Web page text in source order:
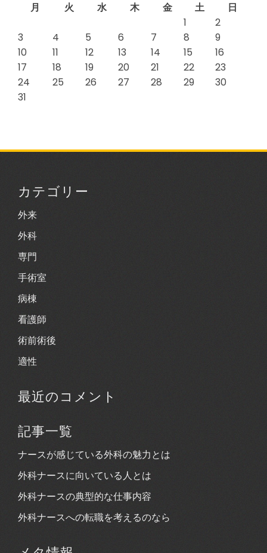
月
火 水 木 金 土
日
1
2
3
4 5 6 7 8
9
10
11 12 13 14 15
16
17
18 19 20 21 22
23
24
25 26 27 28 29
30
31
カテゴリー
外来
外科
専門
手術室
病棟
看護師
術前術後
適性
最近のコメント
記事一覧
ナースが感じている外科の魅力とは
外科ナースに向いている人とは
外科ナースの典型的な仕事内容
外科ナースへの転職を考えるのなら